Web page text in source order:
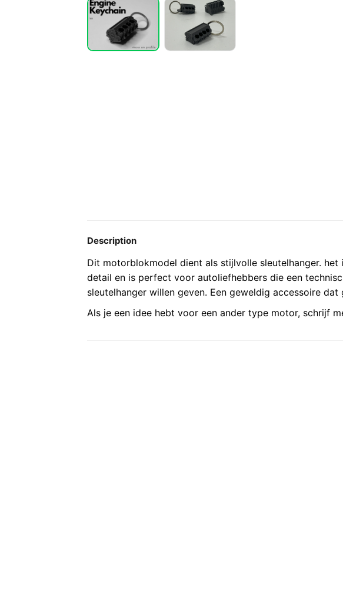
Description
Dit motorblokmodel dient als stijlvolle sleutelhanger.
detail en is perfect voor autoliefhebbers die een
sleutelhanger willen geven. Een geweldig accessoire
Als je een idee hebt voor een ander type motor, schrijf